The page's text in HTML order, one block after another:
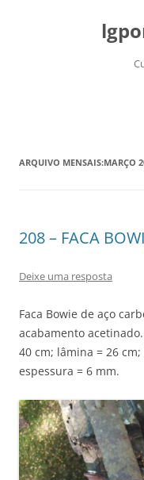
ARQUIVO MENSAIS:MARÇO
208 – FACA
Deixe uma resposta
Faca Bowie de aço
acabamento
40 cm; lâmina = 26
espessura = 6 mm.